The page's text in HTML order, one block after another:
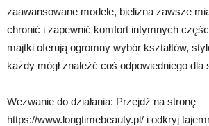
zaawansowane modele, bielizna zawsze
chronić i zapewnić komfort intymnych
majtki oferują ogromny wybór kształtów,
każdy mógł znaleźć coś odpowiedniego dla
Wezwanie do działania: Przejdź na stronę
https://www.longtimebeauty.pl/ i odkryj